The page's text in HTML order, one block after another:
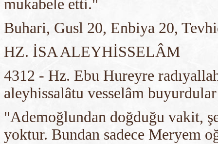
mukabele etti."
Buhari, Gusl 20, Enbiya 20,
HZ. İSA ALEYHİSSELÂM
4312 - Hz. Ebu Hureyre
aleyhissalâtu vesselâm
"Ademoğlundan doğduğu vakit,
yoktur. Bundan sadece Meryem